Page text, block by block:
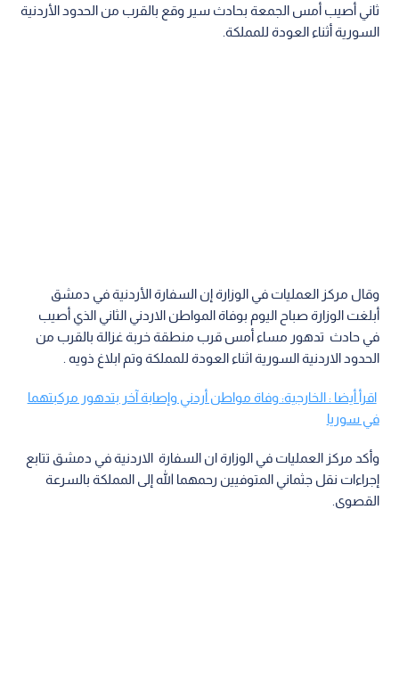
ثاني أصيب أمس الجمعة بحادث سير وقع بالقرب من الحدود الأردنية
السورية أثناء العودة للمملكة.
وقال مركز العمليات في الوزارة إن السفارة الأردنية في دمشق
أبلغت الوزارة صباح اليوم بوفاة المواطن الاردني الثاني الذي أصيب
في حادث تدهور مساء أمس قرب منطقة خربة غزالة بالقرب من
الحدود الاردنية السورية اثناء العودة للمملكة وتم ابلاغ ذويه .
اقرأ أيضا : الخارجية: وفاة مواطن أردني وإصابة آخر بتدهور مركبتهما
في سوريا
وأكد مركز العمليات في الوزارة ان السفارة الاردنية في دمشق تتابع
إجراءات نقل جثماني المتوفيين رحمهما الله إلى المملكة بالسرعة
القصوى.